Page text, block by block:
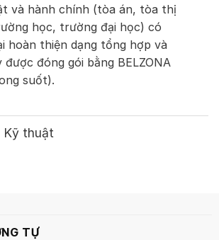
và hành chính (tòa án, tòa thị
học, trường đại học) có
hoàn thiện dạng tổng hợp và
được đóng gói bằng BELZONA
suốt).
Kỹ thuật
TỰ